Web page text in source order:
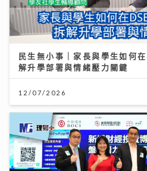
民生無小事｜家長與學生如何
解升學部署與情緒壓力關鍵
12/07/2026